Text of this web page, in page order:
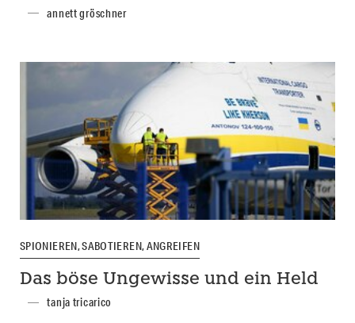
annett gröschner
SPIONIEREN, SABOTIEREN, ANGREIFEN
Das böse Ungewisse und ein Held
tanja tricarico